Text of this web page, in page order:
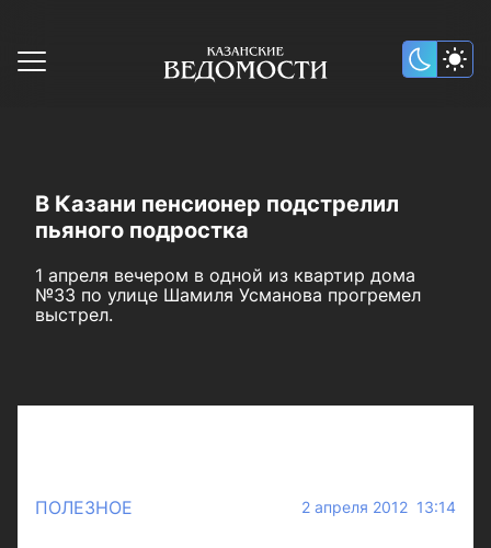
В Казани пенсионер подстрелил
пьяного подростка
1 апреля вечером в одной из квартир дома
№33 по улице Шамиля Усманова прогремел
выстрел.
ПОЛЕЗНОЕ 2 апреля 2012 13:14